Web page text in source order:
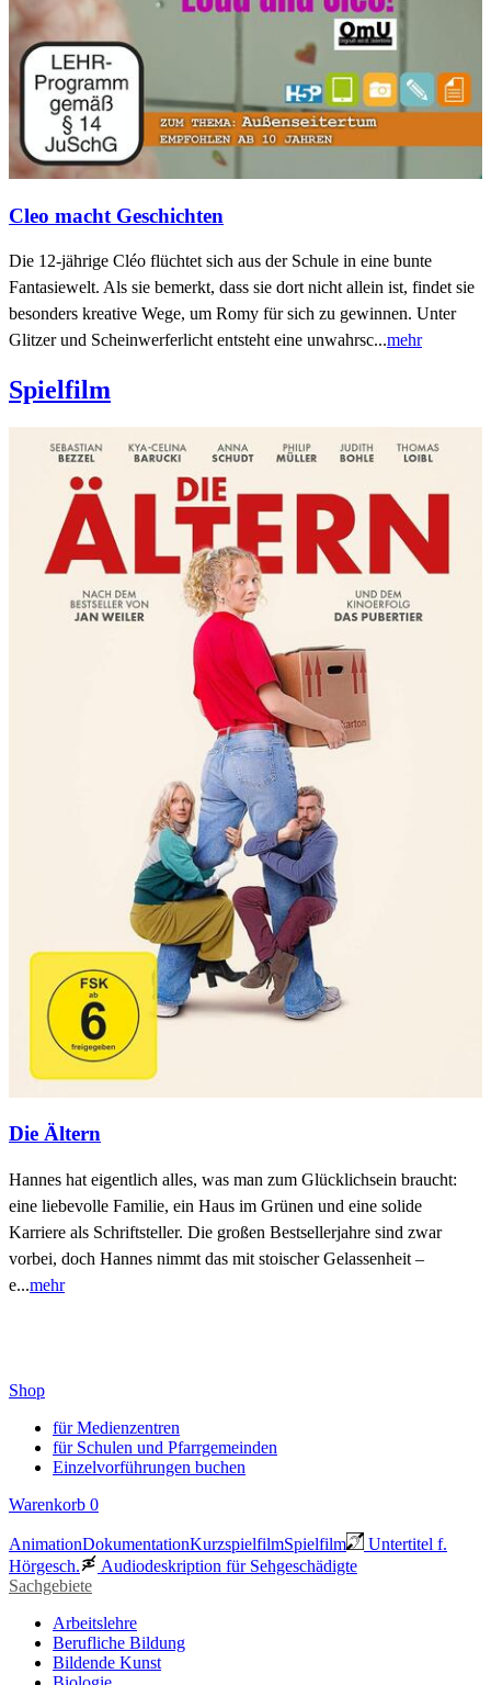
Cleo macht Geschichten
Die 12-jährige Cléo flüchtet sich aus der Schule in eine bunte
Fantasiewelt. Als sie bemerkt, dass sie dort nicht allein ist, findet sie
besonders kreative Wege, um Romy für sich zu gewinnen. Unter
Glitzer und Scheinwerferlicht entsteht eine unwahrsc...mehr
Spielfilm
Die Ältern
Hannes hat eigentlich alles, was man zum Glücklichsein braucht:
eine liebevolle Familie, ein Haus im Grünen und eine solide
Karriere als Schriftsteller. Die großen Bestsellerjahre sind zwar
vorbei, doch Hannes nimmt das mit stoischer Gelassenheit –
e...mehr
Shop
für Medienzentren
für Schulen und Pfarrgemeinden
Einzelvorführungen buchen
Warenkorb 0
AnimationDokumentationKurzspielfilmSpielfilm
Untertitel f.
Hörgesch.
Audiodeskription für Sehgeschädigte
Sachgebiete
Arbeitslehre
Berufliche Bildung
Bildende Kunst